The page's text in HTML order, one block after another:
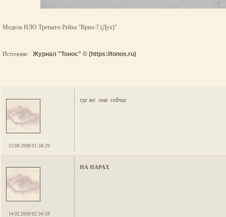
Модель НЛО Третьего Рейха "Врил-7 (Дух)"
Источник: Журнал "Тонос" © (https://tonos.ru)
22.08.2008 01:58:20
где же они сейчас
14.02.2009 02:34:59
НА НАРАХ